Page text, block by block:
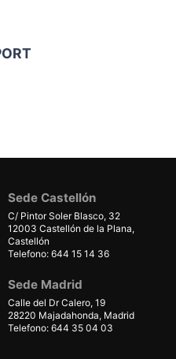
Sede Castellón
C/ Pintor Soler Blasco, 32
12003 Castellón de la Plana,
Castellón
Telefono: 644 15 14 36
Sede Madrid
Calle del Dr Calero, 19
28220 Majadahonda, Madrid
Telefono: 644 35 04 03